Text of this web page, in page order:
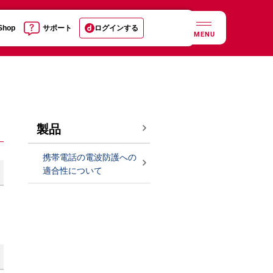
サポート ログインする
MENU
製品
携帯電話の電波防護への
適合性について